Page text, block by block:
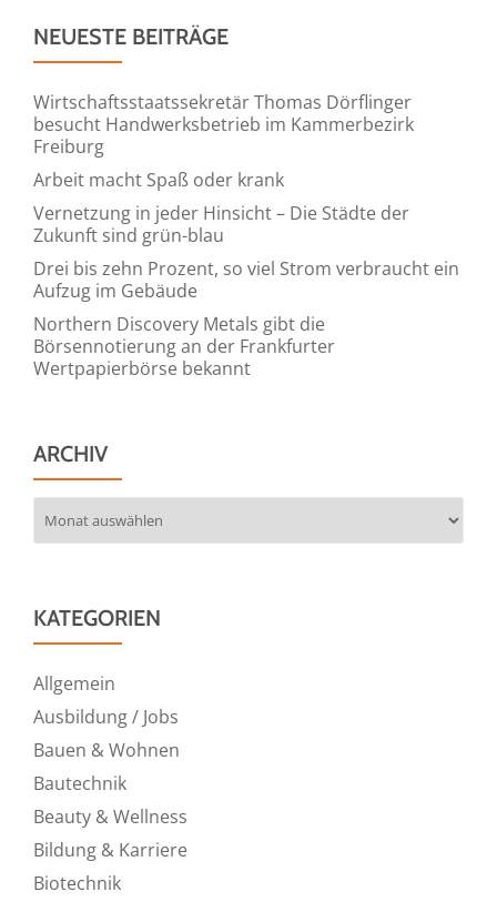
NEUESTE BEITRÄGE
Wirtschaftsstaatssekretär Thomas Dörflinger
besucht Handwerksbetrieb im Kammerbezirk
Freiburg
Arbeit macht Spaß oder krank
Vernetzung in jeder Hinsicht – Die Städte der
Zukunft sind grün-blau
Drei bis zehn Prozent, so viel Strom verbraucht ein
Aufzug im Gebäude
Northern Discovery Metals gibt die
Börsennotierung an der Frankfurter
Wertpapierbörse bekannt
ARCHIV
KATEGORIEN
Allgemein
Ausbildung / Jobs
Bauen & Wohnen
Bautechnik
Beauty & Wellness
Bildung & Karriere
Biotechnik